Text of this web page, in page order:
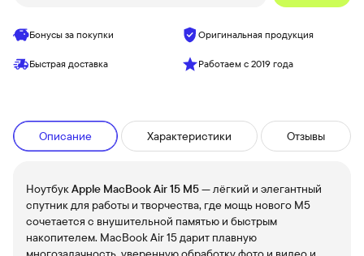
Бонусы за покупки Оригинальная продукция
Быстрая доставка Работаем с 2019 года
Описание Характеристики Отзывы
НоутбукApple MacBook Air 15 M5— лёгкий и элегантный
спутник для работы и творчества, где мощь нового M5
сочетается с внушительной памятью и быстрым
накопителем. MacBook Air 15 дарит плавную